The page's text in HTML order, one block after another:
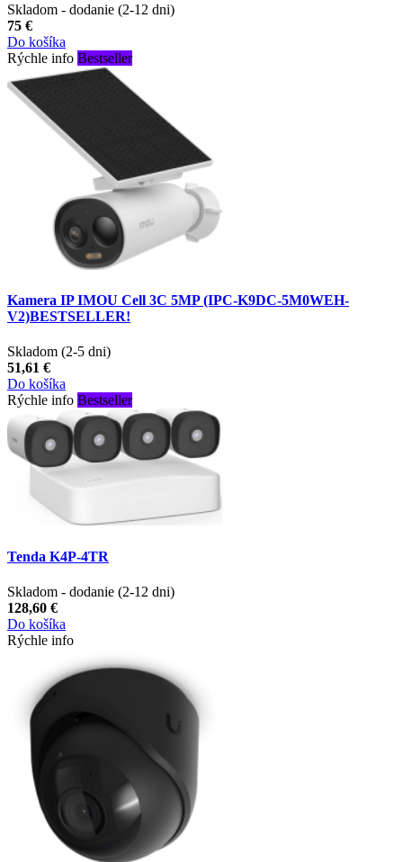
Skladom - dodanie (2-12 dni)
75 €
Do košíka
Rýchle info Bestseller
Kamera IP IMOU Cell 3C 5MP (IPC-K9DC-5M0WEH-
V2)BESTSELLER!
Skladom (2-5 dni)
51,61 €
Do košíka
Rýchle info Bestseller
Tenda K4P-4TR
Skladom - dodanie (2-12 dni)
128,60 €
Do košíka
Rýchle info